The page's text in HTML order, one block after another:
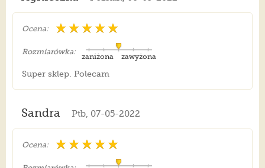
Ocena:
Rozmiarówka:
zawyżona
zaniżona
Super sklep. Polecam
Sandra Ptb, 07-05-2022
Ocena: